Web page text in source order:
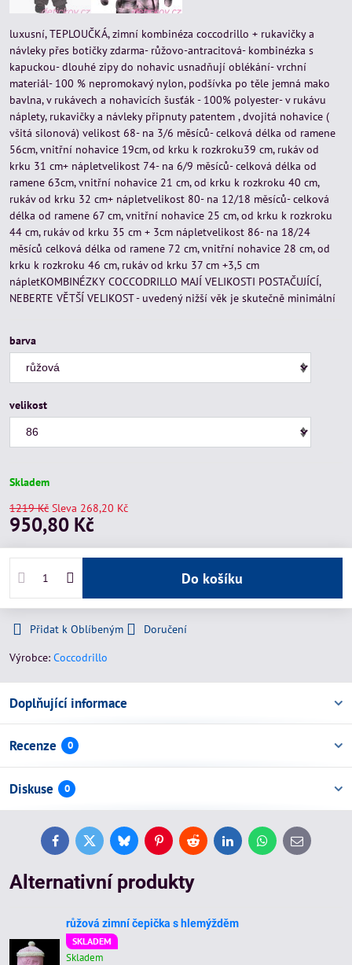
luxusní, TEPLOUČKÁ, zimní kombinéza coccodrillo + rukavičky a
návleky přes botičky zdarma- růžovo-antracitová- kombinézka s
kapuckou- dlouhé zipy do nohavic usnadňují oblékání- vrchní
materiál- 100 % nepromokavý nylon, podšívka po těle jemná mako
bavlna, v rukávech a nohavicích šusťák - 100% polyester- v rukávu
náplety, rukavičky a návleky připnuty patentem , dvojitá nohavice (
všitá silonová) velikost 68- na 3/6 měsíců- celková délka od ramene
56cm, vnitřní nohavice 19cm, od krku k rozkroku39 cm, rukáv od
krku 31 cm+ nápletvelikost 74- na 6/9 měsíců- celková délka od
ramene 63cm, vnitřní nohavice 21 cm, od krku k rozkroku 40 cm,
rukáv od krku 32 cm+ nápletvelikost 80- na 12/18 měsíců- celková
délka od ramene 67 cm, vnitřní nohavice 25 cm, od krku k rozkroku
44 cm, rukáv od krku 35 cm + 3cm nápletvelikost 86- na 18/24
měsíců celková délka od ramene 72 cm, vnitřní nohavice 28 cm, od
krku k rozkroku 46 cm, rukáv od krku 37 cm +3,5 cm
nápletKOMBINÉZKY COCCODRILLO MAJÍ VELIKOSTI POSTAČUJÍCÍ,
NEBERTE VĚTŠÍ VELIKOST - uvedený nižší věk je skutečně minimální
barva
velikost
Skladem
1219 Kč Sleva 268,20 Kč
950,80 Kč
Do košíku
Přidat k Oblíbeným
Doručení
Výrobce: Coccodrillo
Doplňující informace
Recenze 0
Diskuse 0
FacebookTwitterBlueskyPinterestReddit LinkedInWhatsApp
E-
mail
Alternativní produkty
růžová zimní čepička s hlemýžděm
SKLADEM
Skladem